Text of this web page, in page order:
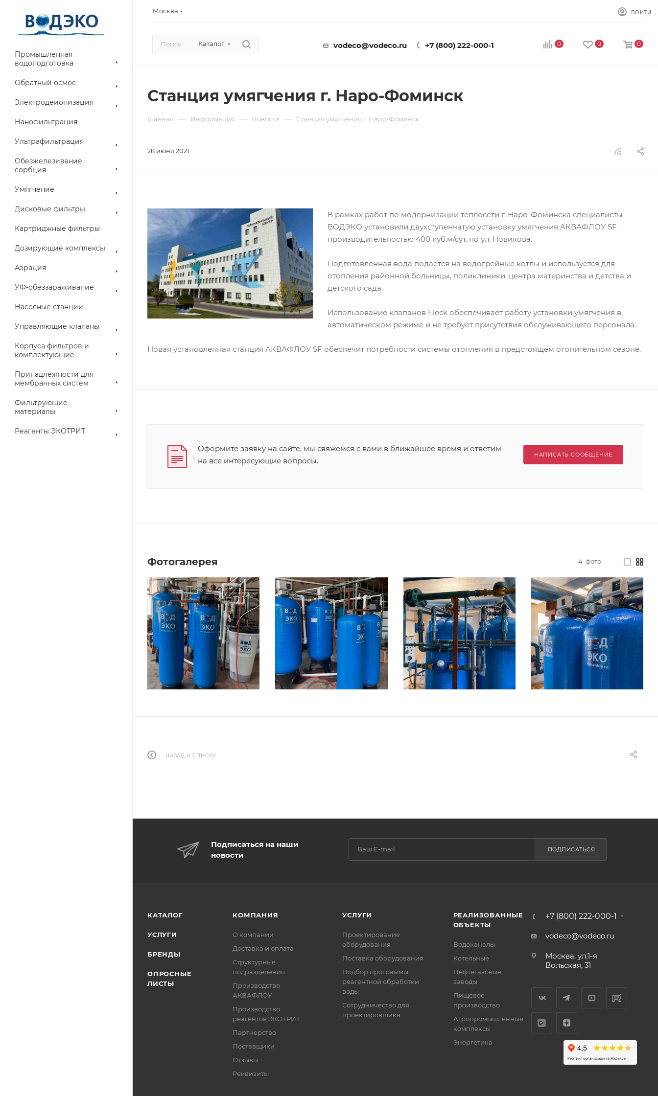
Москва ВОЙТИ
Каталог vodeco@vodeco.ru +7 (800) 222-000-1 0 0 0
Промышленная
водоподготовка
Обратный осмос
Электродеионизация
Нанофильтрация
Ультрафильтрация
Обезжелезивание,
сорбция
Умягчение
Дисковые фильтры
Картриджные фильтры
Дозирующие комплексы
Аэрация
УФ-обеззараживание
Насосные станции
Управляющие клапаны
Корпуса фильтров и
комплектующие
Принадлежности для
мембранных систем
Фильтрующие
материалы
Реагенты ЭКОТРИТ
Станция умягчения г. Наро-Фоминск
Главная — Информация — Новости — Станция умягчения г. Наро-Фоминск
28 июня 2021
В рамках работ по модернизации теплосети г. Наро-Фоминска специалисты
ВОДЭКО установили двухступенчатую установку умягчения АКВАФЛОУ SF
производительностью 400 куб.м/сут. по ул. Новикова.
Подготовленная вода подаётся на водогрейные котлы и используется для
отопления районной больницы, поликлиники, центра материнства и детства и
детского сада.
Использование клапанов Fleck обеспечивает работу установки умягчения в
автоматическом режиме и не требует присутствия обслуживающего персонала.
Новая установленная станция АКВАФЛОУ SF обеспечит потребности системы отопления в предстоящем отопительном сезоне.
Оформите заявку на сайте, мы свяжемся с вами в ближайшее время и ответим
на все интересующие вопросы.
НАПИСАТЬ СООБЩЕНИЕ
Фотогалерея 4 фото
НАЗАД К СПИСКУ
Подписаться на наши
новости
ПОДПИСАТЬСЯ
КАТАЛОГ
УСЛУГИ
БРЕНДЫ
ОПРОСНЫЕ
ЛИСТЫ
КОМПАНИЯ
О компании
Доставка и оплата
Структурные
подразделения
Производство
АКВАФЛОУ
Производство
реагентов ЭКОТРИТ
Партнерство
Поставщики
Отзывы
Реквизиты
УСЛУГИ
Проектирование
оборудования
Поставка оборудования
Подбор программы
реагентной обработки
воды
Сотрудничество для
проектировщика
РЕАЛИЗОВАННЫЕ
ОБЪЕКТЫ
Водоканалы
Котельные
Нефтегазовые
заводы
Пищевое
производство
Агропромышленные
комплексы
Энергетика
+7 (800) 222-000-1
vodeco@vodeco.ru
Москва, ул.1-я
Вольская, 31